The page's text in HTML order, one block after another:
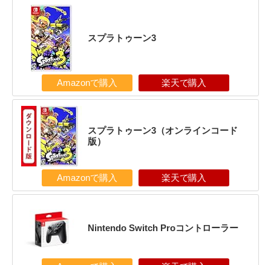
スプラトゥーン3
Amazonで購入 楽天で購入
スプラトゥーン3（オンラインコード
版）
Amazonで購入 楽天で購入
Nintendo Switch Proコントローラー